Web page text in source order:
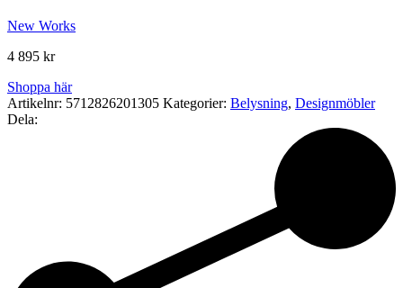
New Works
4 895 kr
Shoppa här
Artikelnr: 5712826201305 Kategorier: Belysning, Designmöbler
Dela: